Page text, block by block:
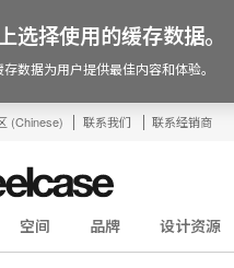
(Chinese) 联系我们 联系经销商
空间 品牌 设计资源
选择使用的缓存数据。
数据为用户提供最佳内容和体验。